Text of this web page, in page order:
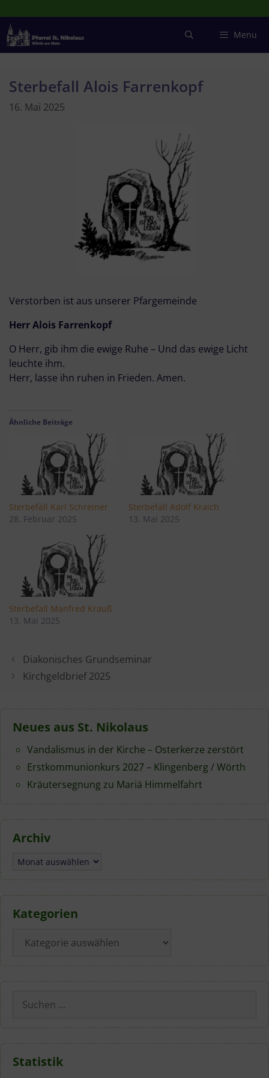
Inhalt
springen
Menu
Sterbefall Alois Farrenkopf
16. Mai 2025
Verstorben ist aus unserer Pfargemeinde
Herr Alois Farrenkopf
O Herr, gib ihm die ewige Ruhe – Und das ewige Licht
leuchte ihm.
Herr, lasse ihn ruhen in Frieden. Amen.
Ähnliche Beiträge
Sterbefall Karl Schreiner
28. Februar 2025
Sterbefall Adolf Kraich
13. Mai 2025
Sterbefall Manfred Krauß
13. Mai 2025
Diakonisches Grundseminar
Kirchgeldbrief 2025
Neues aus St. Nikolaus
Vandalismus in der Kirche – Osterkerze zerstört
Erstkommunionkurs 2027 – Klingenberg / Wörth
Kräutersegnung zu Mariä Himmelfahrt
Archiv
Archiv
Kategorien
Suchen
nach:
Statistik